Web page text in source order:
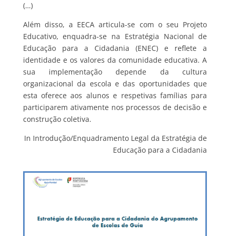
(…)
Além disso, a EECA articula-se com o seu Projeto
Educativo, enquadra-se na Estratégia Nacional de
Educação para a Cidadania (ENEC) e reflete a
identidade e os valores da comunidade educativa. A
sua implementação depende da cultura
organizacional da escola e das oportunidades que
esta oferece aos alunos e respetivas famílias para
participarem ativamente nos processos de decisão e
construção coletiva.
In Introdução/Enquadramento Legal da Estratégia de
Educação para a Cidadania